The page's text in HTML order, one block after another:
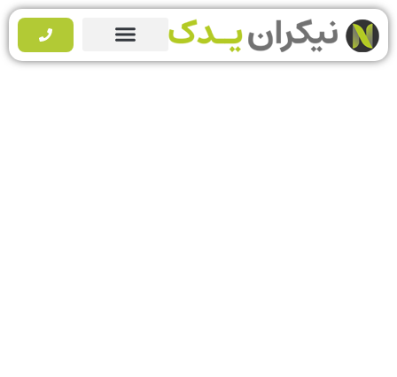
سود درآمد لوازم یدکی خودرو در
سال ۱۴۰۵